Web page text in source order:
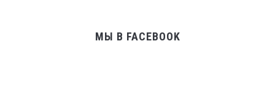
МЫ В FACEBOOK